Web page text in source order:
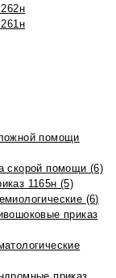
помощи
скорой помощи (6)
1165н (5)
(6)
приказ